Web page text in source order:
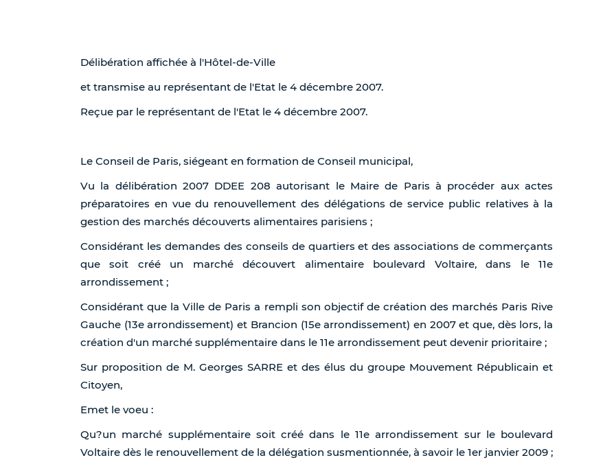
Délibération affichée à l'Hôtel-de-Ville
et transmise au représentant de l'Etat le 4 décembre 2007.
Reçue par le représentant de l'Etat le 4 décembre 2007.
Le Conseil de Paris, siégeant en formation de Conseil municipal,
Vu la délibération 2007 DDEE 208 autorisant le Maire de Paris à procéder aux actes
préparatoires en vue du renouvellement des délégations de service public relatives à la
gestion des marchés découverts alimentaires parisiens ;
Considérant les demandes des conseils de quartiers et des associations de commerçants
que soit créé un marché découvert alimentaire boulevard Voltaire, dans le 11e
arrondissement ;
Considérant que la Ville de Paris a rempli son objectif de création des marchés Paris Rive
Gauche (13e arrondissement) et Brancion (15e arrondissement) en 2007 et que, dès lors, la
création d'un marché supplémentaire dans le 11e arrondissement peut devenir prioritaire ;
Sur proposition de M. Georges SARRE et des élus du groupe Mouvement Républicain et
Citoyen,
Emet le voeu :
Qu?un marché supplémentaire soit créé dans le 11e arrondissement sur le boulevard
Voltaire dès le renouvellement de la délégation susmentionnée, à savoir le 1er janvier 2009 ;